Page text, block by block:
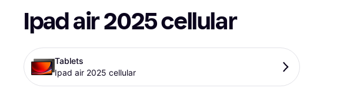
Ipad air 2025 cellular
Tablets
Ipad air 2025 cellular